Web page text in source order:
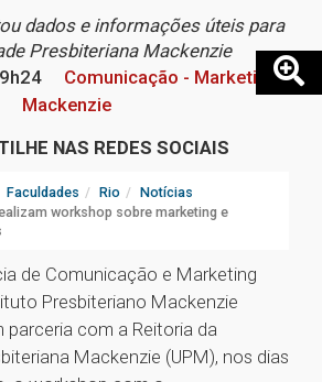
dados e informações úteis para
Presbiteriana Mackenzie
Comunicação - Marketing
Mackenzie
NAS REDES SOCIAIS
Faculdades Rio
Notícias
workshop sobre marketing e
de Comunicação e Marketing
Presbiteriano Mackenzie
parceria com a Reitoria da
Mackenzie (UPM), nos dias